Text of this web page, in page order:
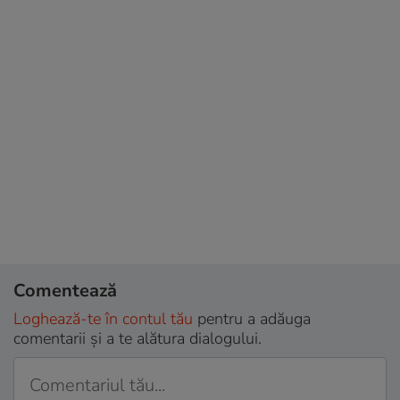
Comentează
Loghează-te în contul tău pentru a adăuga
comentarii și a te alătura dialogului.